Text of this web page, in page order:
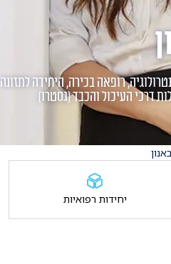
רופאה בכירה, היחידה לתזונה
דרכי העיכול והכבד (גסטרו)
יחידות רפואיות